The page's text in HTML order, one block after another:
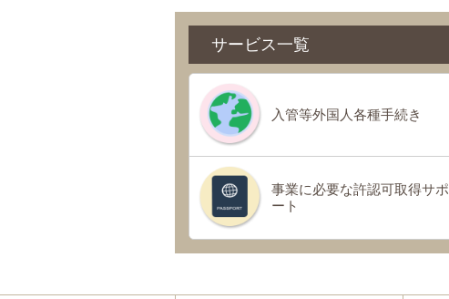
サービス一覧
入管等外国人各種手続き
事業に必要な許認可取得サポ
ート